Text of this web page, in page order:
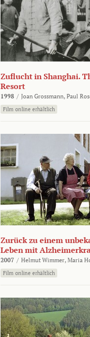
Zuflucht in Shanghai.
Resort
1998 / Joan Grossmann, Paul
Film online erhältlich
Zurück zu einem
Leben mit
2007 / Helmut Wimmer, Maria
Film online erhältlich